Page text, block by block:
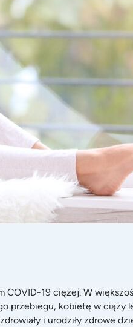
19 ciężej. W
przebiegu, kobietę w ciąży
i urodziły zdrowe